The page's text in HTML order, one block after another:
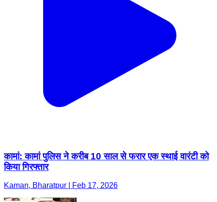
कामां: कामां पुलिस ने करीब 10 साल से फरार एक स्थाई वारंटी को
किया गिरफ्तार
Kaman, Bharatpur | Feb 17, 2026